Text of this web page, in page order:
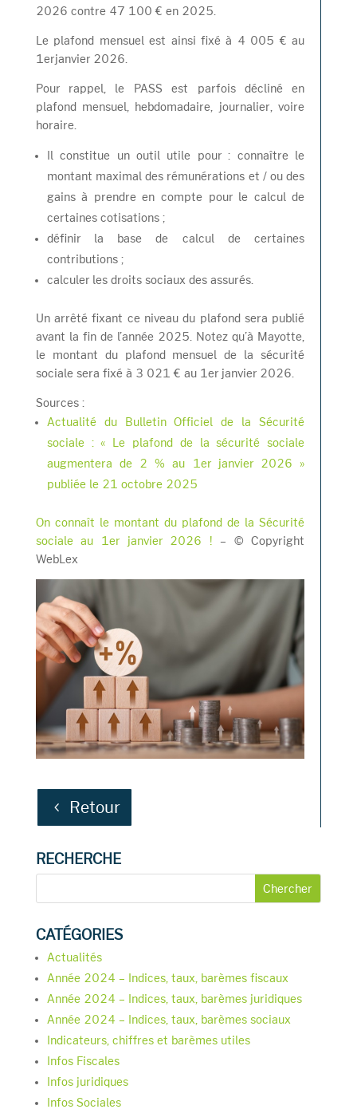
2026 contre 47 100 € en 2025.
Le plafond mensuel est ainsi fixé à 4 005 € au
1erjanvier 2026.
Pour rappel, le PASS est parfois décliné en
plafond mensuel, hebdomadaire, journalier, voire
horaire.
Il constitue un outil utile pour : connaître le
montant maximal des rémunérations et / ou des
gains à prendre en compte pour le calcul de
certaines cotisations ;
définir la base de calcul de certaines
contributions ;
calculer les droits sociaux des assurés.
Un arrêté fixant ce niveau du plafond sera publié
avant la fin de l’année 2025. Notez qu’à Mayotte,
le montant du plafond mensuel de la sécurité
sociale sera fixé à 3 021 € au 1er janvier 2026.
Sources :
Actualité du Bulletin Officiel de la Sécurité
sociale : « Le plafond de la sécurité sociale
augmentera de 2 % au 1er janvier 2026 »
publiée le 21 octobre 2025
On connaît le montant du plafond de la Sécurité
sociale au 1er janvier 2026 ! – © Copyright
WebLex
Retour
RECHERCHE
CATÉGORIES
Actualités
Année 2024 – Indices, taux, barèmes fiscaux
Année 2024 – Indices, taux, barèmes juridiques
Année 2024 – Indices, taux, barèmes sociaux
Indicateurs, chiffres et barèmes utiles
Infos Fiscales
Infos juridiques
Infos Sociales